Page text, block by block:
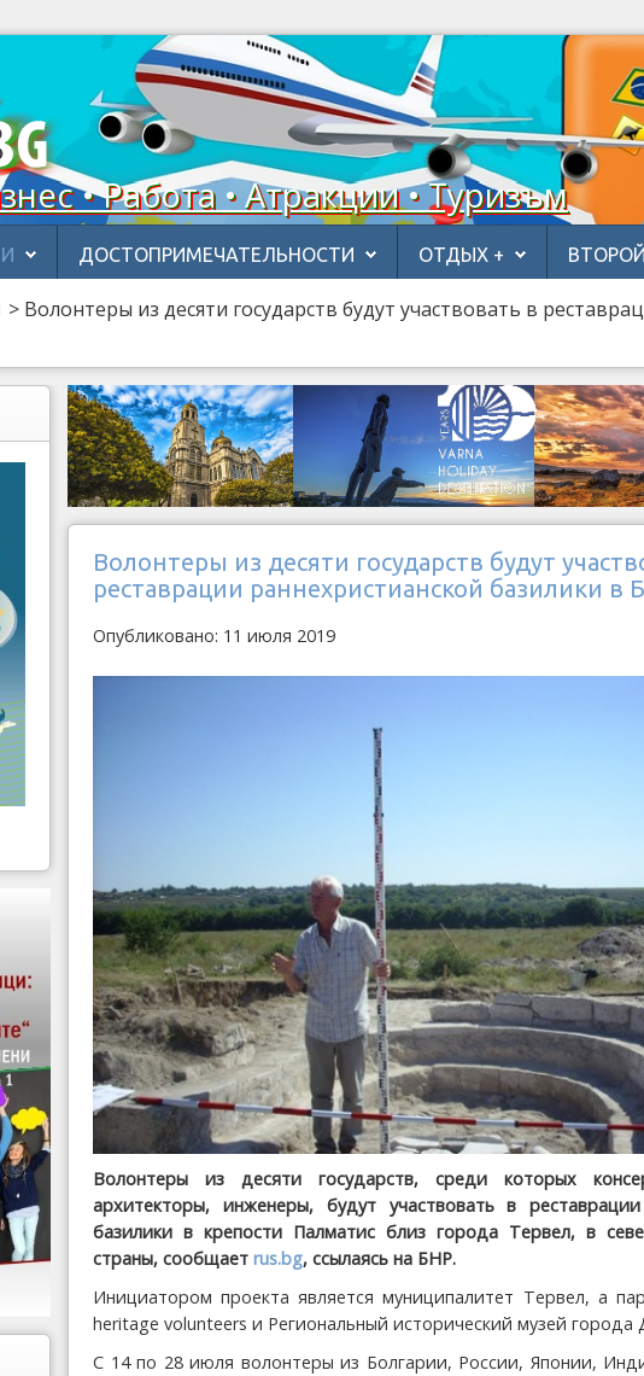
• Работа • Атракции • Туризъм
ДОСТОПРИМЕЧАТЕЛЬНОСТИ ОТДЫХ +
> Волонтеры из десяти государств будут участвовать в
Волонтеры из десяти государств будут
реставрации раннехристианской базилики в
Опубликовано: 11 июля 2019
Волонтеры из десяти государств, среди которых
архитекторы, инженеры, будут участвовать в реставрации
базилики в крепости Палматис близ города Тервел, в
страны, сообщает rus.bg, ссылаясь на БНР.
Инициатором проекта является муниципалитет Тервел, а
heritage volunteers и Региональный исторический музей города
С 14 по 28 июля волонтеры из Болгарии, России, Японии,